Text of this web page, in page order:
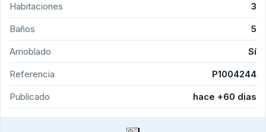
Habitaciones
3
Baños
5
Amoblado
Sí
Referencia
P1004244
Publicado
hace +60 dias